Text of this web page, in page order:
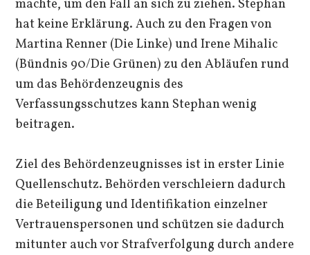
machte, um den Fall an sich zu ziehen. Stephan
hat keine Erklärung. Auch zu den Fragen von
Martina Renner (Die Linke) und Irene Mihalic
(Bündnis 90/Die Grünen) zu den Abläufen rund
um das Behördenzeugnis des
Verfassungsschutzes kann Stephan wenig
beitragen.
Ziel des Behördenzeugnisses ist in erster Linie
Quellenschutz. Behörden verschleiern dadurch
die Beteiligung und Identifikation einzelner
Vertrauenspersonen und schützen sie dadurch
mitunter auch vor Strafverfolgung durch andere